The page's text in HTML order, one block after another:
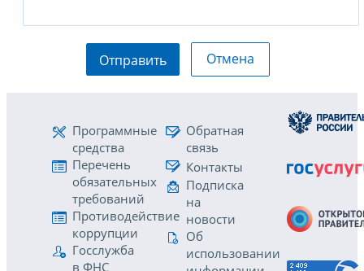
Отправить Отмена
Программные
средства
Перечень
обязательных
требований
Противодействие
коррупции
Госслужба
в ФНС
Обратная
связь
Контакты
Подписка
на
новости
Об
использовании